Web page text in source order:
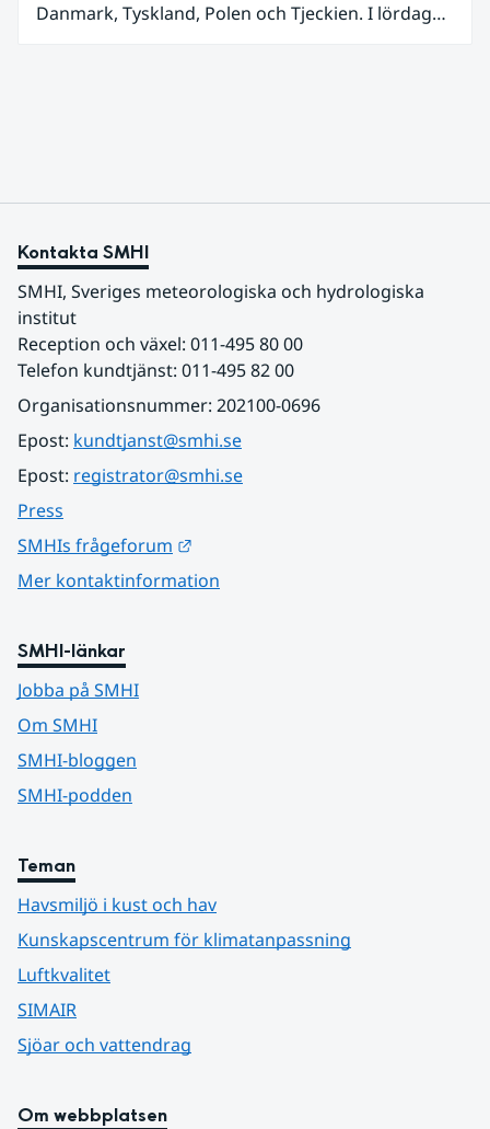
Danmark, Tyskland, Polen och Tjeckien. I lördags
Kontakta SMHI
SMHI, Sveriges meteorologiska och hydrologiska
institut
Reception och växel: 011-495 80 00
Telefon kundtjänst: 011-495 82 00
Organisationsnummer: 202100-0696
Epost: kundtjanst@smhi.se
Epost: registrator@smhi.se
Press
SMHIs frågeforum
Mer kontaktinformation
SMHI-länkar
Jobba på SMHI
Om SMHI
SMHI-bloggen
SMHI-podden
Teman
Havsmiljö i kust och hav
Kunskapscentrum för klimatanpassning
Luftkvalitet
SIMAIR
Sjöar och vattendrag
Om webbplatsen